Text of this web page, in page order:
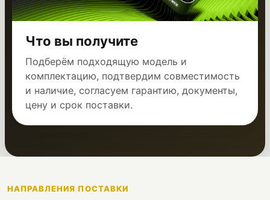
Что вы получите
Подберём подходящую модель и
комплектацию, подтвердим совместимость
и наличие, согласуем гарантию, документы,
цену и срок поставки.
НАПРАВЛЕНИЯ ПОСТАВКИ